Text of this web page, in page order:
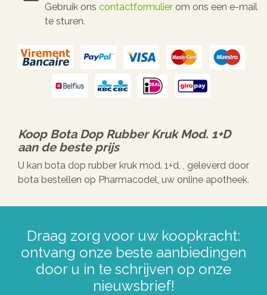
Gebruik ons contactformulier om ons een e-mail
te sturen.
Koop Bota Dop Rubber Kruk Mod. 1+d
aan de beste prijs
U kan bota dop rubber kruk mod. 1+d, , geleverd door
bota bestellen op Pharmacodel, uw online apotheek.
Draag zorg voor uw koopkracht:
ontvang onze beste aanbiedingen
door u in te schrijven op onze
nieuwsbrief!